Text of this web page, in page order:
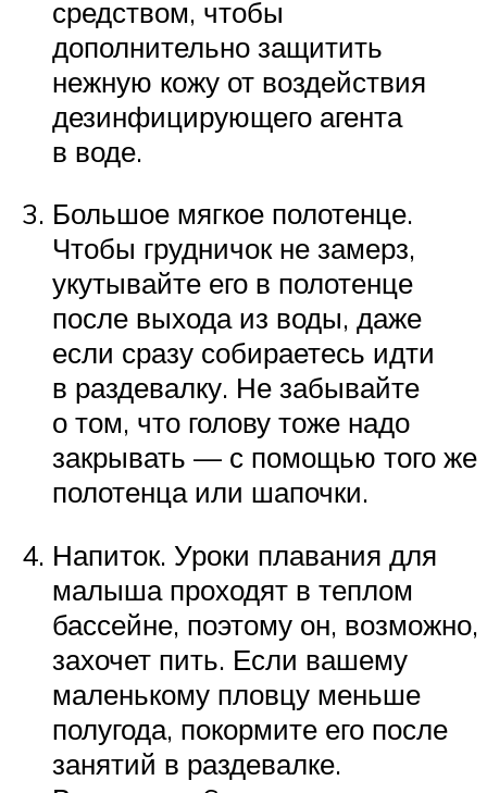
средством, чтобы
дополнительно защитить
нежную кожу от воздействия
дезинфицирующего агента
в воде.
Большое мягкое полотенце.
Чтобы грудничок не замерз,
укутывайте его в полотенце
после выхода из воды, даже
если сразу собираетесь идти
в раздевалку. Не забывайте
о том, что голову тоже надо
закрывать — с помощью того же
полотенца или шапочки.
Напиток. Уроки плавания для
малыша проходят в теплом
бассейне, поэтому он, возможно,
захочет пить. Если вашему
маленькому пловцу меньше
полугода, покормите его после
занятий в раздевалке.